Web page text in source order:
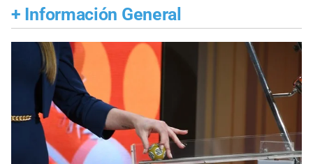
+ Información General